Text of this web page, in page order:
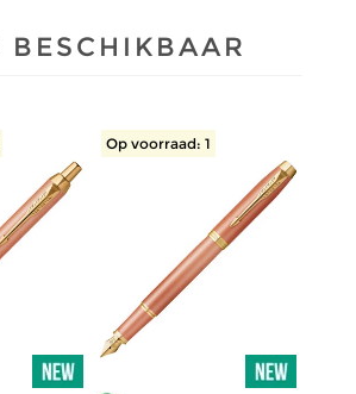
BESCHIKBAAR
Op voorraad: 1